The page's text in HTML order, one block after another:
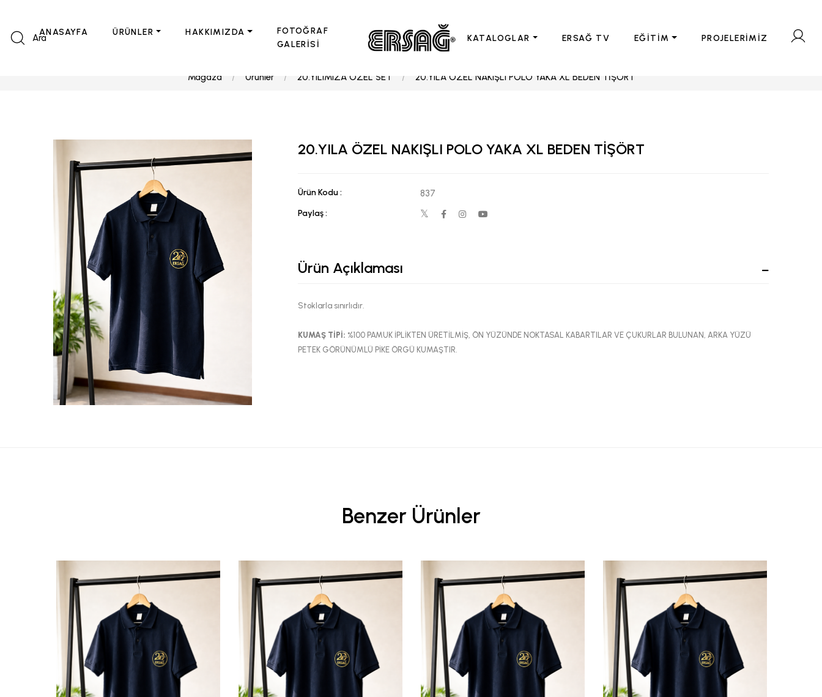
Ara
ANASAYFA ÜRÜNLER HAKKIMIZDA
FOTOĞRAF
GALERİSİ
KATALOGLAR ERSAĞ TV EĞİTİM PROJELERİMİZ
Mağaza Ürünler 20.YILIMIZA ÖZEL SET 20.YILA ÖZEL NAKIŞLI POLO YAKA XL BEDEN TİŞÖRT
20.YILA ÖZEL NAKIŞLI POLO YAKA XL BEDEN TİŞÖRT
Ürün Kodu : 837
Paylaş :
Ürün Açıklaması
Stoklarla sınırlıdır.
KUMAŞ TİPİ: %100 PAMUK İPLİKTEN ÜRETİLMİŞ, ÖN YÜZÜNDE NOKTASAL KABARTILAR VE ÇUKURLAR BULUNAN, ARKA YÜZÜ
PETEK GÖRÜNÜMLÜ PİKE ÖRGÜ KUMAŞTIR.
Benzer Ürünler